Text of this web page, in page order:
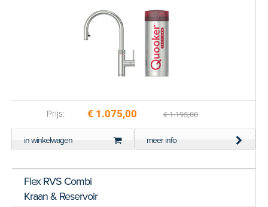
Prijs: € 1.075,00 € 1.195,00
in winkelwagen meer info
Flex RVS Combi
Kraan & Reservoir